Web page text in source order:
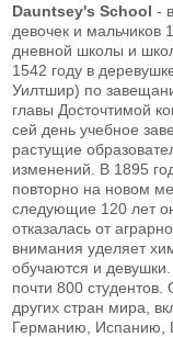
Dauntsey's School -
девочек и
дневной школы и
1542 году в
Уилтшир) по
главы Досточтимой
сей день учебное
растущие
изменений. В 1895
повторно на новом
следующие 120 лет
отказалась от
внимания уделяет
обучаются и
почти 800
других стран мира,
Германию, Испанию,